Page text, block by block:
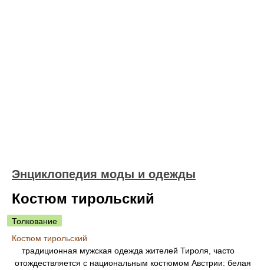
Энциклопедия моды и одежды
Костюм тирольский
Толкование
Костюм тирольский
традиционная мужская одежда жителей Тироля, часто
отождествляется с национальным костюмом Австрии: белая